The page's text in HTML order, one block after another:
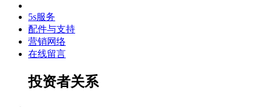
5s服务
配件与支持
营销网络
在线留言
投资者关系